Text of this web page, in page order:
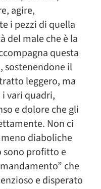
agire,
i pezzi di quella
del male che è la
questa
sostenendone il
leggero, ma
vari quadri,
e dolore che gli
Non ci
diaboliche
sono profitto e
che
e disperato